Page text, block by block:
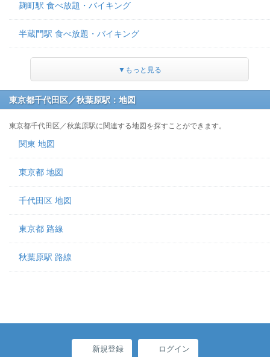
麹町駅 食べ放題・バイキング
半蔵門駅 食べ放題・バイキング
▼もっと見る
東京都千代田区／秋葉原駅：地図
東京都千代田区／秋葉原駅に関連する地図を探すことができます。
関東 地図
東京都 地図
千代田区 地図
東京都 路線
秋葉原駅 路線
新規登録 ログイン